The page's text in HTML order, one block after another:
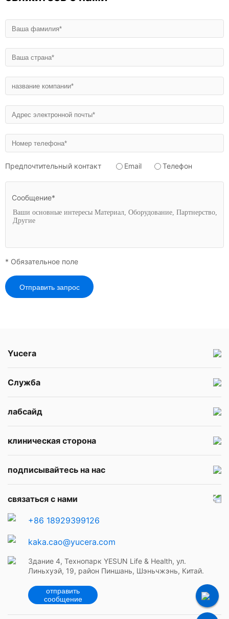
Предпочтительный контакт Email Телефон
Сообщение*
* Обязательное поле
Отправить запрос
Yucera
Служба
лабсайд
клиническая сторона
подписывайтесь на нас
связаться с нами
+86 18929399126
kaka.cao@yucera.com
Здание 4, Технопарк YESUN Life & Health, ул.
Линьхуэй, 19, район Пиншань, Шэньчжэнь, Китай.
отправить
сообщение